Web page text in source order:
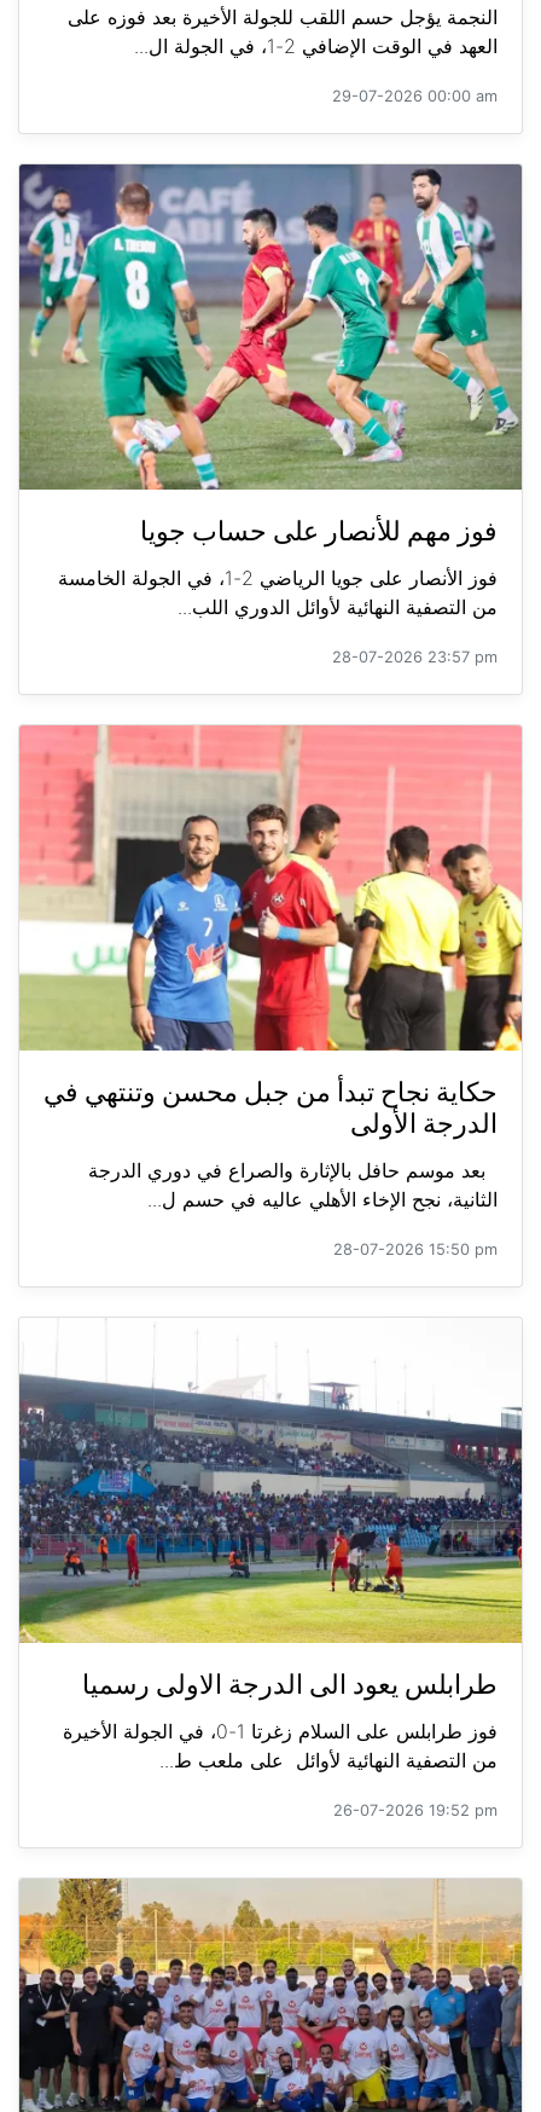
النجمة يؤجل حسم اللقب للجولة الأخيرة بعد فوزه على
العهد في الوقت الإضافي 2-1، في الجولة ال...
29-07-2026 00:00 am
فوز مهم للأنصار على حساب جويا
فوز الأنصار على جويا الرياضي 2-1، في الجولة الخامسة
من التصفية النهائية لأوائل الدوري اللب...
28-07-2026 23:57 pm
حكاية نجاح تبدأ من جبل محسن وتنتهي في
الدرجة الأولى
بعد موسم حافل بالإثارة والصراع في دوري الدرجة
الثانية، نجح الإخاء الأهلي عاليه في حسم ل...
28-07-2026 15:50 pm
طرابلس يعود الى الدرجة الاولى رسميا
فوز طرابلس على السلام زغرتا 1-0، في الجولة الأخيرة
من التصفية النهائية لأوائل على ملعب ط...
26-07-2026 19:52 pm